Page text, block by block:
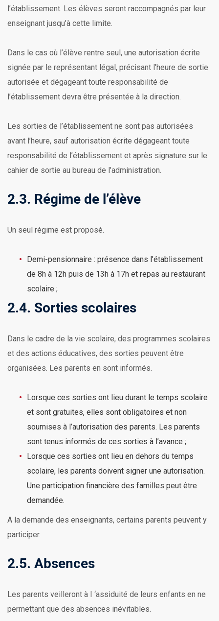
l’établissement. Les élèves seront raccompagnés par leur
enseignant jusqu’à cette limite.
Dans le cas où l’élève rentre seul, une autorisation écrite
signée par le représentant légal, précisant l’heure de sortie
autorisée et dégageant toute responsabilité de
l’établissement devra être présentée à la direction.
Les sorties de l’établissement ne sont pas autorisées
avant l’heure, sauf autorisation écrite dégageant toute
responsabilité de l’établissement et après signature sur le
cahier de sortie au bureau de l’administration.
2.3. Régime de l’élève
Un seul régime est proposé.
Demi-pensionnaire : présence dans l’établissement
de 8h à 12h puis de 13h à 17h et repas au restaurant
scolaire ;
2.4. Sorties scolaires
Dans le cadre de la vie scolaire, des programmes scolaires
et des actions éducatives, des sorties peuvent être
organisées. Les parents en sont informés.
Lorsque ces sorties ont lieu durant le temps scolaire
et sont gratuites, elles sont obligatoires et non
soumises à l’autorisation des parents. Les parents
sont tenus informés de ces sorties à l’avance ;
Lorsque ces sorties ont lieu en dehors du temps
scolaire, les parents doivent signer une autorisation.
Une participation financière des familles peut être
demandée.
A la demande des enseignants, certains parents peuvent y
participer.
2.5. Absences
Les parents veilleront à I ‘assiduité de leurs enfants en ne
permettant que des absences inévitables.